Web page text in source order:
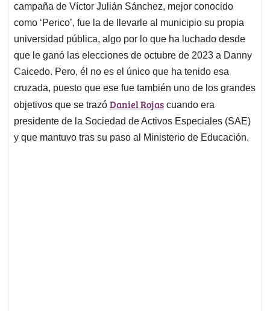
campaña de Víctor Julián Sánchez, mejor conocido
como ‘Perico’, fue la de llevarle al municipio su propia
universidad pública, algo por lo que ha luchado desde
que le ganó las elecciones de octubre de 2023 a Danny
Caicedo. Pero, él no es el único que ha tenido esa
cruzada, puesto que ese fue también uno de los grandes
objetivos que se trazó Daniel Rojas cuando era
presidente de la Sociedad de Activos Especiales (SAE)
y que mantuvo tras su paso al Ministerio de Educación.